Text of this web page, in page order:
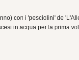
con i 'pesciolini' de
in acqua per la prima